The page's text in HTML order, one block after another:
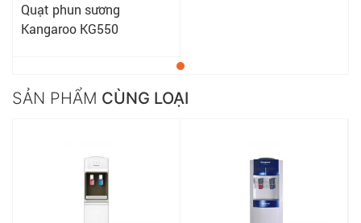
Quạt phun sương
Kangaroo KG550
SẢN PHẨM CÙNG LOẠI